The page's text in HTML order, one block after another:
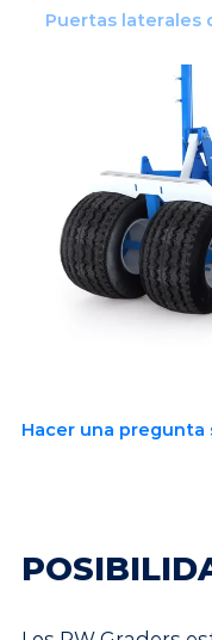
Puertas laterales
Hacer una